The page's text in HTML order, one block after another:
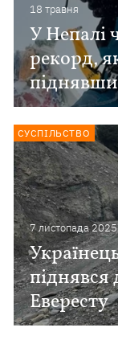
18 травня
У Непалі
рекорд,
7 листопада 2025
піднявся
Евересту
СУСПІЛЬСТВО